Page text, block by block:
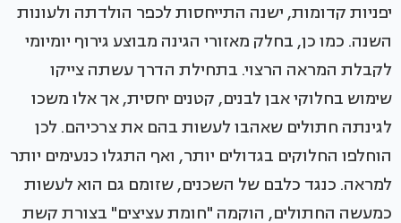
יפניות קדומות, ישנה התייחסות לכפר הולדתה ולעונות
השנה. כמו כן, בחלק מאזורי הגינה מבוצע גירוף יומיומי
לקבלת המראה הרצוי. בתחילת הדרך עשתה צייקו
שימוש בחלוקי אבן לבנים, קטנים יחסית, אך אלו משכו
לגינתה חתולים שאהבו לעשות בהם את צרכיהם. לכן
הוחלפו החלוקים בגדולים יותר, ואף התגלו כנעימים יותר
למראה. כנגד כלבם של השכנים, שזומם גם הוא לעשות
כמעשה החתולים, הוקמה "חומת עציצים" בצורת קשת